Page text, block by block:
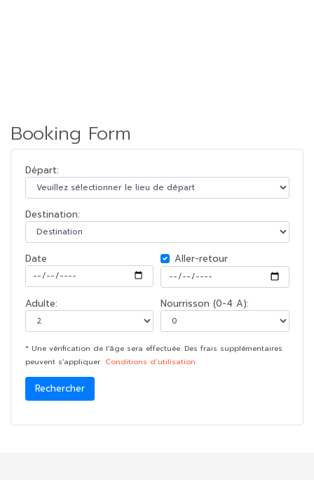
Booking Form
Départ:
Destination:
Date Aller-retour
Adulte: Nourrisson (0-4 A):
* Une vérification de l'âge sera effectuée. Des frais supplémentaires
peuvent s'appliquer. Conditions d’utilisation
Rechercher